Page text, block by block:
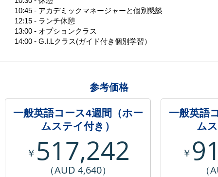
10:45 - アカデミックマネージャーと個別懇談
12:15 - ランチ休憩
13:00 - オプションクラス
14:00 - G.I.Lクラス(ガイド付き個別学習）
参考価格
一般英語コース4週間（ホー
ムステイ付き）
￥ 517,242
（AUD 4,640）
一般英語
ム
￥
（